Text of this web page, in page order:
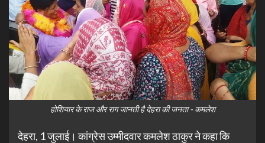
होशियार के राज और राग जानती है देहरा की जनता - कमलेश
देहरा, 1 जुलाई। कांग्रेस उम्मीदवार कमलेश ठाकुर ने कहा कि